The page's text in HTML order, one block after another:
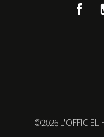
©2026L'OFFICIEL